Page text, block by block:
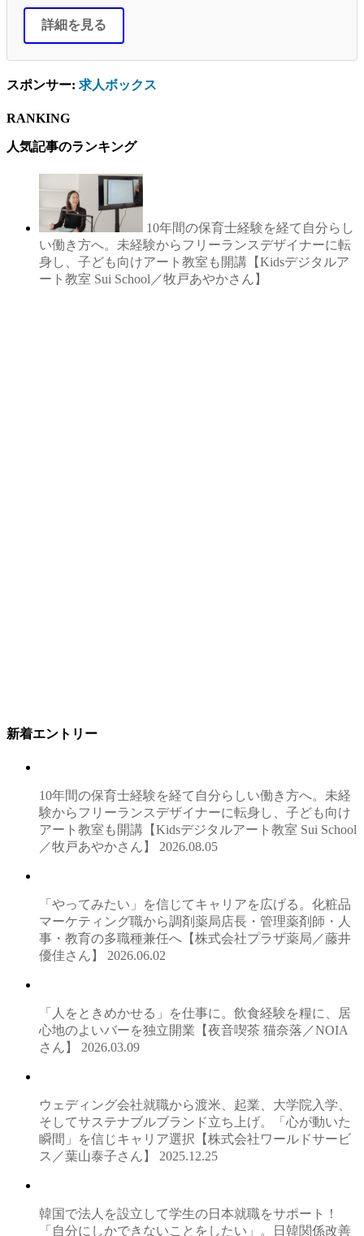
詳細を見る
スポンサー: 求人ボックス
RANKING
人気記事のランキング
10年間の保育士経験を経て自分らし
い働き方へ。未経験からフリーランスデザイナーに転
身し、子ども向けアート教室も開講【Kidsデジタルア
ート教室 Sui School／牧戸あやかさん】
新着エントリー
10年間の保育士経験を経て自分らしい働き方へ。未経
験からフリーランスデザイナーに転身し、子ども向け
アート教室も開講【Kidsデジタルアート教室 Sui School
／牧戸あやかさん】 2026.08.05
「やってみたい」を信じてキャリアを広げる。化粧品
マーケティング職から調剤薬局店長・管理薬剤師・人
事・教育の多職種兼任へ【株式会社プラザ薬局／藤井
優佳さん】 2026.06.02
「人をときめかせる」を仕事に。飲食経験を糧に、居
心地のよいバーを独立開業【夜音喫茶 猫奈落／NOIA
さん】 2026.03.09
ウェディング会社就職から渡米、起業、大学院入学、
そしてサステナブルブランド立ち上げ。「心が動いた
瞬間」を信じキャリア選択【株式会社ワールドサービ
ス／葉山泰子さん】 2025.12.25
韓国で法人を設立して学生の日本就職をサポート！
「自分にしかできないことをしたい」。日韓関係改善